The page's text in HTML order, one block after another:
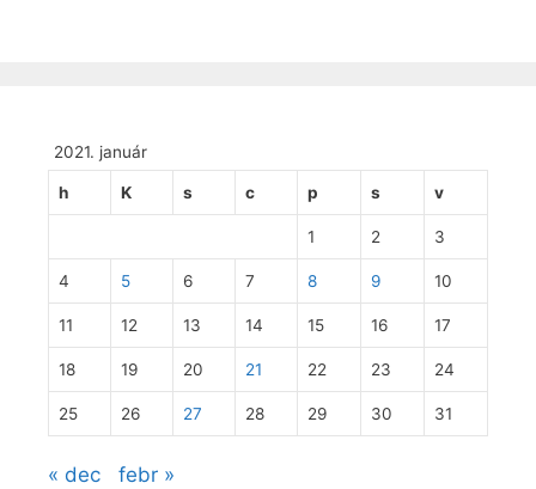
2021. január
h K s c p s v
1 2 3
4 5 6 7 8 9 10
11 12 13 14 15 16 17
18 19 20 21 22 23 24
25 26 27 28 29 30 31
« dec febr »